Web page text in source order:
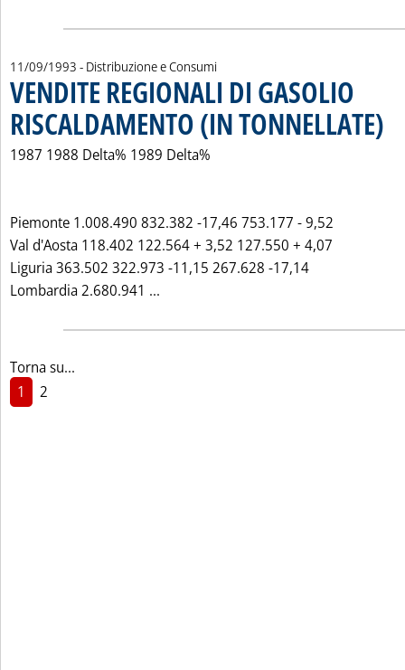
11/09/1993 - Distribuzione e Consumi
VENDITE REGIONALI DI GASOLIO
RISCALDAMENTO (IN TONNELLATE)
1987 1988 Delta% 1989 Delta%
Piemonte 1.008.490 832.382 -17,46 753.177 - 9,52
Val d'Aosta 118.402 122.564 + 3,52 127.550 + 4,07
Liguria 363.502 322.973 -11,15 267.628 -17,14
Lombardia 2.680.941 ...
Torna su...
1
2